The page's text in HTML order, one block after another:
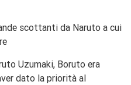
scottanti da Naruto a cui
Uzumaki, Boruto era
dato la priorità al